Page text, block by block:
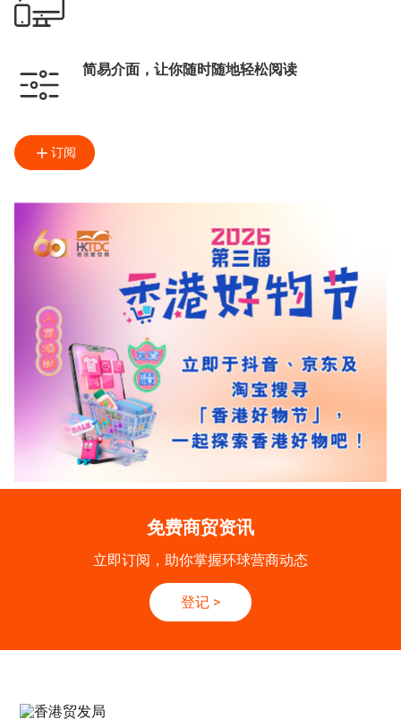
简易介面，让你随时随地轻松阅读
订阅
免费商贸资讯
立即订阅，助你掌握环球营商动态
登记 >